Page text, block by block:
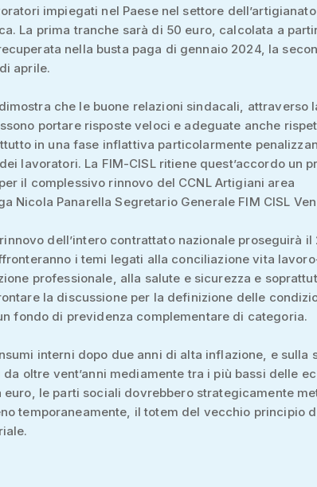
impiegati nel Paese nel settore dell’artigianato
La prima tranche sarà di 50 euro, calcolata a
nella busta paga di gennaio 2024, la
aprile.
che le buone relazioni sindacali, attraverso
portare risposte veloci e adeguate anche
in una fase inflattiva particolarmente
lavoratori. La FIM-CISL ritiene quest’accordo un
il complessivo rinnovo del CCNL Artigiani area
Nicola Panarella Segretario Generale FIM CISL
dell’intero contrattato nazionale proseguirà il
i temi legati alla conciliazione vita
professionale, alla salute e sicurezza e
la discussione per la definizione delle
fondo di previdenza complementare di categoria.
interni dopo due anni di alta inflazione, e sulla
oltre vent’anni mediamente tra i più bassi delle
euro, le parti sociali dovrebbero strategicamente
temporaneamente, il totem del vecchio principio